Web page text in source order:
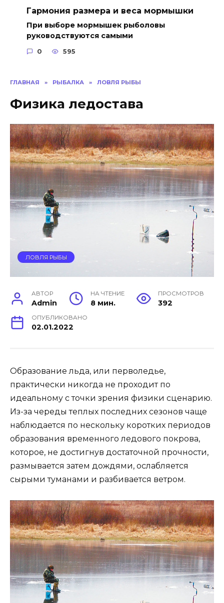
ГЛАВНАЯ » РЫБАЛКА » ЛОВЛЯ РЫБЫ
Физика ледостава
ЛОВЛЯ РЫБЫ
АВТОР
Admin
НА ЧТЕНИЕ
8 мин.
ПРОСМОТРОВ
392
ОПУБЛИКОВАНО
02.01.2022
Образование льда, или перволедье,
практически никогда не проходит по
идеальному с точки зрения физики сценарию.
Из-за череды теплых последних сезонов чаще
наблюдается по нескольку коротких периодов
образования временного ледового покрова,
которое, не достигнув достаточной прочности,
размывается затем дождями, ослабляется
сырыми туманами и разбивается ветром.
Гармония размера и веса мормышки
При выборе мормышек рыболовы
руководствуются самыми
0 595